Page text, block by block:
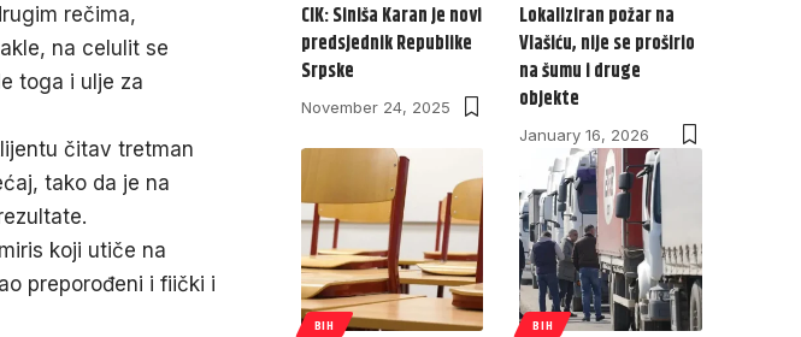
rečima,
na celulit se
toga i ulje za
čitav tretman
tako da je na
koji utiče na
preporođeni i fiički i
CIK: Siniša Karan je novi
predsjednik Republike
Srpske
November 24, 2025
Lokaliziran požar na
Vlašiću, nije se proširio
na šumu i druge
objekte
January 16, 2026
BIH BIH